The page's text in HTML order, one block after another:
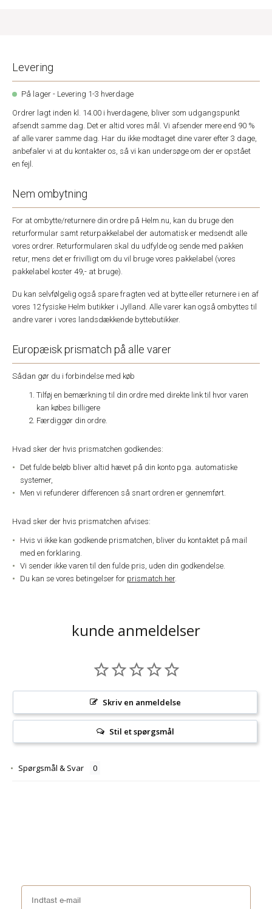
Levering
På lager - Levering 1-3 hverdage
Ordrer lagt inden kl. 14.00 i hverdagene, bliver som udgangspunkt
afsendt samme dag. Det er altid vores mål. Vi afsender mere end 90 %
af alle varer samme dag. Har du ikke modtaget dine varer efter 3 dage,
anbefaler vi at du kontakter os, så vi kan undersøge om der er opstået
en fejl.
Nem ombytning
For at ombytte/returnere din ordre på Helm.nu, kan du bruge den
returformular samt returpakkelabel der automatisk er medsendt alle
vores ordrer. Returformularen skal du udfylde og sende med pakken
retur, mens det er frivilligt om du vil bruge vores pakkelabel (vores
pakkelabel koster 49,- at bruge).
Du kan selvfølgelig også spare fragten ved at bytte eller returnere i en af
vores 12 fysiske Helm butikker i Jylland. Alle varer kan også ombyttes til
andre varer i vores landsdækkende byttebutikker.
Europæisk prismatch på alle varer
Sådan gør du i forbindelse med køb
Tilføj en bemærkning til din ordre med direkte link til hvor varen
kan købes billigere
Færdiggør din ordre.
Hvad sker der hvis prismatchen godkendes:
Det fulde beløb bliver altid hævet på din konto pga. automatiske
systemer,
Men vi refunderer differencen så snart ordren er gennemført.
Hvad sker der hvis prismatchen afvises:
Hvis vi ikke kan godkende prismatchen, bliver du kontaktet på mail
med en forklaring.
Vi sender ikke varen til den fulde pris, uden din godkendelse.
Du kan se vores betingelser for prismatch her.
kunde anmeldelser
Skriv en anmeldelse
Stil et spørgsmål
Spørgsmål & Svar